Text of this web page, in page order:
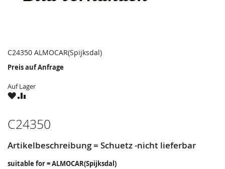
C24350 ALMOCAR(Spijksdal)
Preis auf Anfrage
Auf Lager
ZUZU
C24350
Artikelbeschreibung = Schuetz -nicht lieferbar
suitable for = ALMOCAR(Spijksdal)